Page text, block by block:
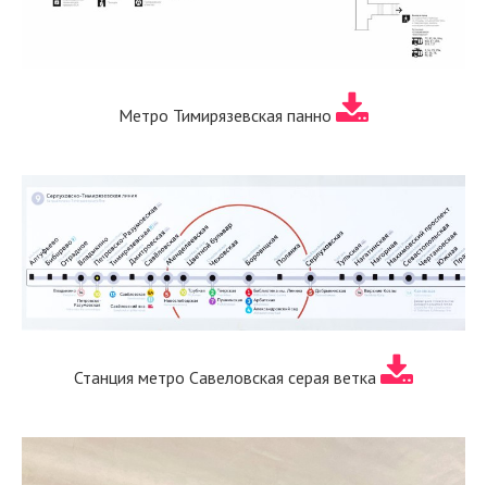
Метро Тимирязевская панно
Станция метро Савеловская серая ветка